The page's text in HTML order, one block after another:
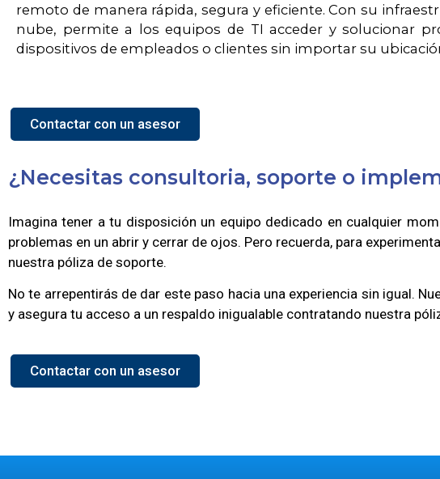
remoto de manera rápida, segura y eficiente. Con su
nube, permite a los equipos de TI acceder y solucionar
dispositivos de empleados o clientes sin importar su
Contactar con un asesor
¿Necesitas consultoria, soporte o
Imagina tener a tu disposición un equipo dedicado en cualquier
problemas en un abrir y cerrar de ojos. Pero recuerda, para
nuestra póliza de soporte.
No te arrepentirás de dar este paso hacia una experiencia sin igual.
y asegura tu acceso a un respaldo inigualable contratando nuestra
Contactar con un asesor